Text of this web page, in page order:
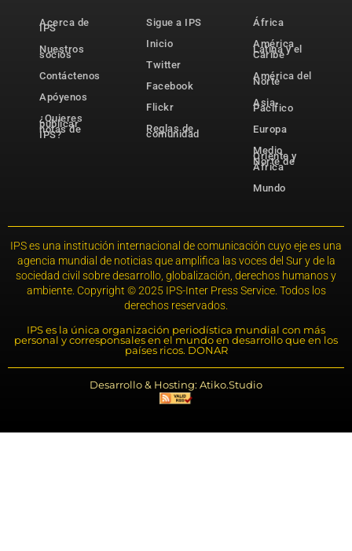
Acerca de
IPS
Nuestros
socios
Contáctenos
Apóyenos
¿Quieres
publicar
notas de
IPS?
Sigue a IPS
Inicio
Twitter
Facebook
Flickr
Reglas de
comunidad
África
América
Latina y el
Caribe
América del
Norte
Asia-
Pacífico
Europa
Medio
Oriente y
Norte de
África
Mundo
IPS es una institución internacional de comunicación cuyo eje es una
agencia mundial de noticias que amplifica las voces del Sur y de la
sociedad civil sobre desarrollo, globalización, derechos humanos y
ambiente. Copyright © 2025 IPS-Inter Press Service. Todos los
derechos reservados.
IPS es la única organización periodística mundial con más
personal y corresponsales en el mundo en desarrollo que en los
países ricos. DONAR
Desarrollo & Hosting: Atiko.Studio